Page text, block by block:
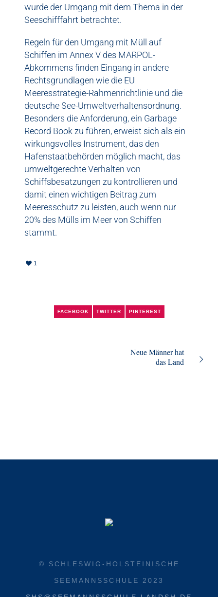
wurde der Umgang mit dem Thema in der
Seeschifffahrt betrachtet.
Regeln für den Umgang mit Müll auf
Schiffen im Annex V des MARPOL-
Abkommens finden Eingang in andere
Rechtsgrundlagen wie die EU
Meeresstrategie-Rahmenrichtlinie und die
deutsche See-Umweltverhaltensordnung.
Besonders die Anforderung, ein Garbage
Record Book zu führen, erweist sich als ein
wirkungsvolles Instrument, das den
Hafenstaatbehörden möglich macht, das
umweltgerechte Verhalten von
Schiffsbesatzungen zu kontrollieren und
damit einen wichtigen Beitrag zum
Meeresschutz zu leisten, auch wenn nur
20% des Mülls im Meer von Schiffen
stammt.
1
FACEBOOK TWITTER PINTEREST
Neue Männer hat
das Land
© SCHLESWIG-HOLSTEINISCHE
SEEMANNSSCHULE 2023